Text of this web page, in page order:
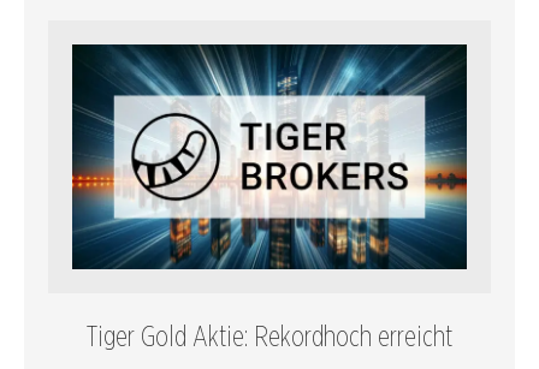
Tiger Gold Aktie: Rekordhoch erreicht